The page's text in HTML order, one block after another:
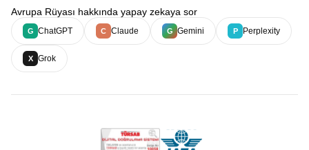
Avrupa Rüyası hakkında yapay zekaya sor
G ChatGPT C Claude G Gemini P Perplexity
X Grok